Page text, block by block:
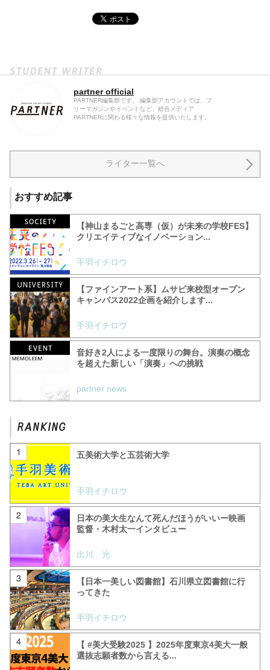
partner official
PARTNER編集部です。 編集部アカウントでは、フ
リーマガジンやイベントなど、総合メディア
PARTNERに関わる様々な情報を提供いたします。
ライター一覧へ
おすすめ記事
【神山まるごと高専（仮）が未来の学校FES】
クリエイティブなイノベーション...
手羽イチロウ
【ファインアート系】ムサビ来校型オープン
キャンパス2022企画を紹介します...
手羽イチロウ
音好き2人による一度限りの舞台。演奏の概念
を超えた新しい「演奏」への挑戦
partner news
五美術大学と五芸術大学
手羽イチロウ
日本の美大生なんて死んだほうがいいー映画
監督・木村太一インタビュー
出川 光
【日本一美しい図書館】石川県立図書館に行
ってきた
手羽イチロウ
【 #美大受験2025 】2025年度東京4美大一般
選抜志願者数から言える...